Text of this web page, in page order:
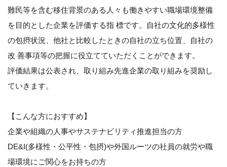
難民等を含む移住背景のある人々も働きやすい職場環境整備
を目的とした企業を評価する指 標です。自社の文化的多様性
の包摂状況、他社と比較したときの自社の立ち位置、自社の
改 善事項等の把握に役立てていただくことができます。
評価結果は公表され、取り組み先進企業の取り組みを奨励し
ていきます。
【こんな方におすすめ】
企業や組織の人事やサステナビリティ推進担当の方
DE&I(多様性・公平性・包摂)や外国ルーツの社員の就労や職
場環境にご関心をお持ちの方